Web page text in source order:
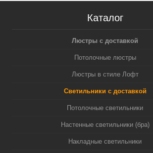
Каталог
Люстры с доставкой
Потолочные люстры
Люстры в стиле Лофт
Светильники с доставкой
Потолочные светильники
Настенные светильники (бра)
Накладные светильники